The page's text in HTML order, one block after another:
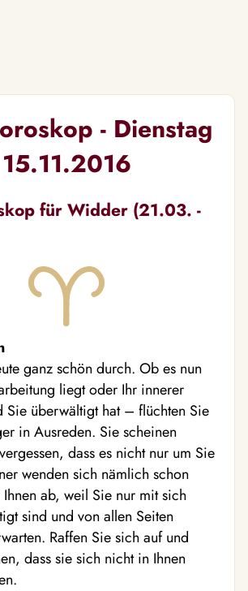
- Dienstag
15.11.2016
für Widder (21.03. -
ganz schön durch. Ob es nun
liegt oder Ihr innerer
Sie überwältigt hat – flüchten Sie
in Ausreden. Sie scheinen
dass es nicht nur um Sie
wenden sich nämlich schon
Ihnen ab, weil Sie nur mit sich
sind und von allen Seiten
Raffen Sie sich auf und
dass sie sich nicht in Ihnen